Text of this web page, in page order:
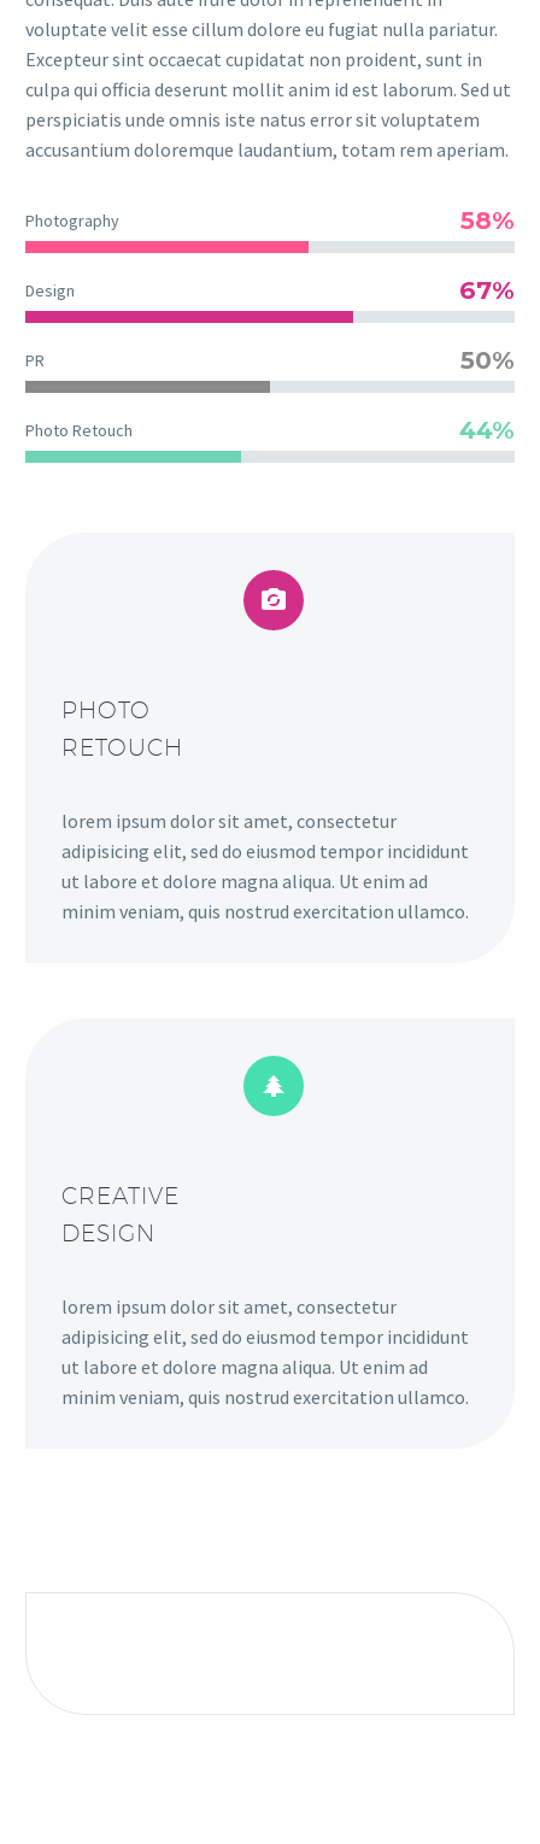
voluptate velit esse cillum dolore eu fugiat nulla pariatur.
Excepteur sint occaecat cupidatat non proident, sunt in
culpa qui officia deserunt mollit anim id est laborum. Sed ut
perspiciatis unde omnis iste natus error sit voluptatem
accusantium doloremque laudantium, totam rem aperiam.
Photography 58%
Design 67%
PR 50%
Photo Retouch 44%


PHOTO
RETOUCH
lorem ipsum dolor sit amet, consectetur
adipisicing elit, sed do eiusmod tempor incididunt
ut labore et dolore magna aliqua. Ut enim ad
minim veniam, quis nostrud exercitation ullamco.


CREATIVE
DESIGN
lorem ipsum dolor sit amet, consectetur
adipisicing elit, sed do eiusmod tempor incididunt
ut labore et dolore magna aliqua. Ut enim ad
minim veniam, quis nostrud exercitation ullamco.